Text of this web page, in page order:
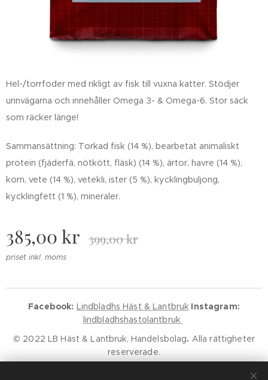
Hel-/torrfoder med rikligt av fisk till vuxna katter. Stödjer
urinvägarna och innehåller Omega 3- & Omega-6. Stor säck
som räcker länge!
Sammansättning: Torkad fisk (14 %), bearbetat animaliskt
protein (fjäderfä, nötkött, fläsk) (14 %), ärtor, havre (14 %),
korn, vete (14 %), vetekli, ister (5 %), kycklingbuljong,
kycklingfett (1 %), mineraler.
385,00 kr 399,00kr
priset inkl. moms
Facebook: Lindbladhs Häst & Lantbruk Instagram:
lindbladhshastolantbruk
© 2022 LB Häst & Lantbruk, Handelsbolag. Alla rättigheter
reserverade.
Godkänd för F-Skatt.Kundservice